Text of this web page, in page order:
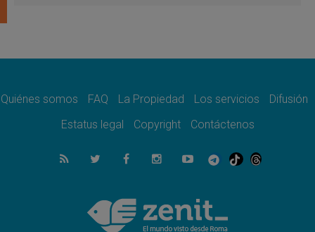
como misión al servicio del Evangelio
SIGNIS 2026, dar voz a las religiosas en el
07.08.2026
Lanzan un proyecto de empoderamiento
Programa oficial del Viaje Apostólico del
Papa León XIV a Francia
Quiénes somos FAQ La Propiedad Los servicios
Difusión
Estatus legal
Copyright Contáctenos